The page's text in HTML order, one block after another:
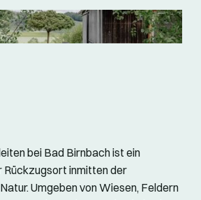
bei Bad Birnbach ist ein
inmitten der
Umgeben von Wiesen, Feldern